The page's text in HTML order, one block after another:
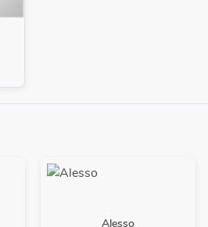
Alesso